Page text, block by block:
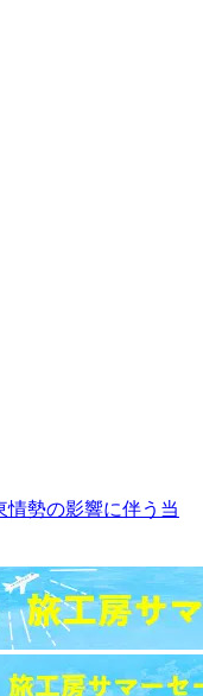
情勢の影響に伴う当